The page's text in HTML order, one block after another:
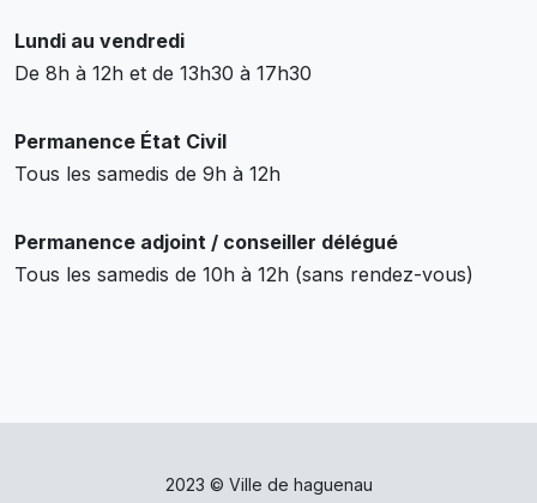
Lundi au vendredi
De 8h à 12h et de 13h30 à 17h30
Permanence État Civil
Tous les samedis de 9h à 12h
Permanence adjoint / conseiller délégué
Tous les samedis de 10h à 12h (sans rendez-vous)
2023 © Ville de haguenau